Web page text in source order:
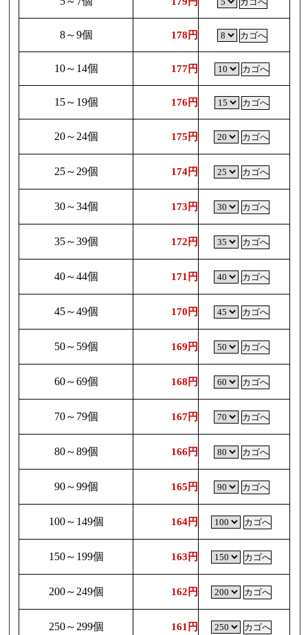
8～9個 178円
10～14個 177円
15～19個 176円
20～24個 175円
25～29個 174円
30～34個 173円
35～39個 172円
40～44個 171円
45～49個 170円
50～59個 169円
60～69個 168円
70～79個 167円
80～89個 166円
90～99個 165円
100～149個 164円
150～199個 163円
200～249個 162円
250～299個 161円